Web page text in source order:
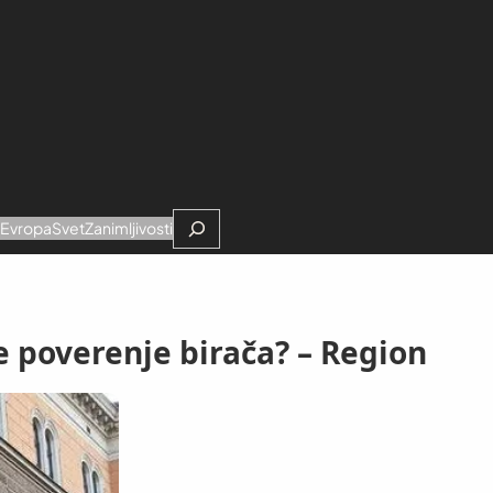
EvropaSvetZanimljivostiSearch
birača? – Region